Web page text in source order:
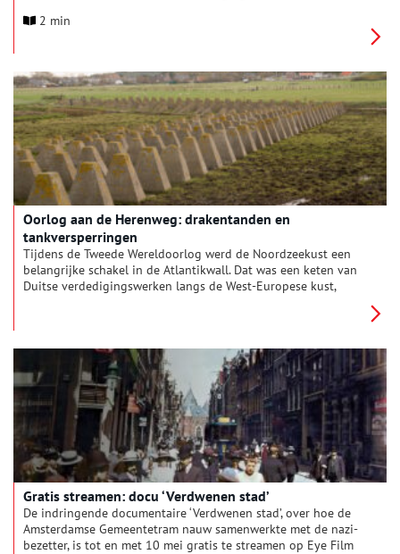
de bezetting’) bij dit belangrijke jubileum stilstaan met een
2 min
Oorlog aan de Herenweg: drakentanden en
tankversperringen
Tijdens de Tweede Wereldoorlog werd de Noordzeekust een
belangrijke schakel in de Atlantikwall. Dat was een keten van
Duitse verdedigingswerken langs de West-Europese kust,
Bergen en Camperduin, die van oudsher met elkaar verbonden
zijn door de Herenweg.
Gratis streamen: docu ‘Verdwenen stad’
De indringende documentaire ‘Verdwenen stad’, over hoe de
Amsterdamse Gemeentetram nauw samenwerkte met de nazi-
bezetter, is tot en met 10 mei gratis te streamen op Eye Film